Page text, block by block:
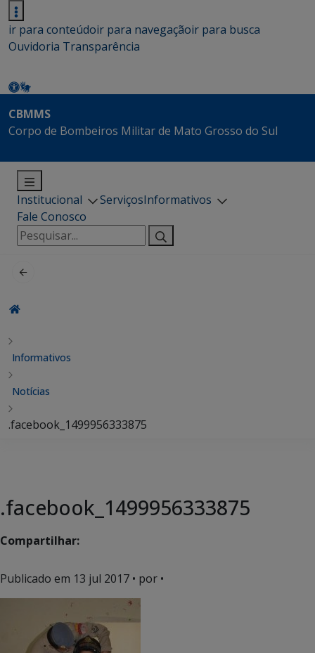
ir para conteúdoir para navegaçãoir para busca
Ouvidoria Transparência
CBMMS
Corpo de Bombeiros Militar de Mato Grosso do Sul
Institucional ServiçosInformativos
Fale Conosco
Pesquisar
por:
Informativos
Notícias
.facebook_1499956333875
.facebook_1499956333875
Compartilhar:
Publicado em 13 jul 2017 • por •